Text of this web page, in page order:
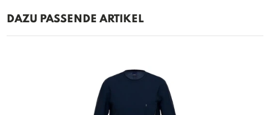
DAZU PASSENDE ARTIKEL